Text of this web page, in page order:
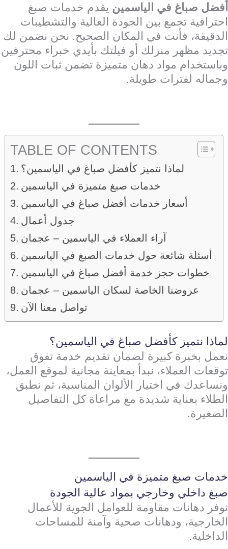
أفضل صباغ في الياسمين يقدم خدمات صبغ
احترافية تجمع بين الجودة العالية والتشطيبات
الدقيقة، فأنت في المكان الصحيح. نحن نضمن لك
تجديد مظهر منزلك أو فيلتك بأيدي خبراء محترفين
وباستخدام مواد دهان متميزة تضمن ثبات اللون
وجماله لفترات طويلة.
TABLE OF CONTENTS
لماذا نتميز كأفضل صباغ في الياسمين؟
خدمات صبغ متميزة في الياسمين
أسعار خدمات أفضل صباغ في الياسمين
جدول أعمال
آراء العملاء في الياسمين – عجمان
أسئلة شائعة حول خدمات الصبغ في الياسمين
خطوات حجز خدمة أفضل صباغ في الياسمين
عروضنا الخاصة لسكان الياسمين – عجمان
تواصل معنا الآن
لماذا نتميز كأفضل صباغ في الياسمين؟
نعمل بخبرة كبيرة لضمان تقديم خدمة تفوق
توقعات العملاء، نبدأ بمعاينة مجانية لموقع العمل،
ونساعدك في اختيار الألوان المناسبة، ثم نطبق
الطلاء بعناية شديدة مع مراعاة كل التفاصيل
الصغيرة.
خدمات صبغ متميزة في الياسمين
صبغ داخلي وخارجي بمواد عالية الجودة
نوفر دهانات مقاومة للعوامل الجوية للأعمال
الخارجية، ودهانات صحية وآمنة للمساحات
الداخلية.